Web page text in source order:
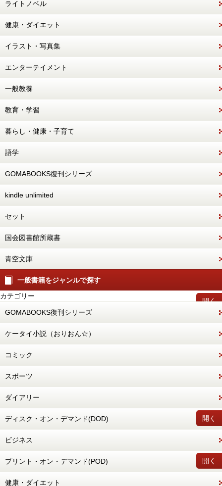
ライトノベル
健康・ダイエット
イラスト・写真集
エンターテイメント
一般教養
教育・学習
暮らし・健康・子育て
語学
GOMABOOKS復刊シリーズ
kindle unlimited
セット
国会図書館所蔵書
青空文庫
一般書籍をジャンルで探す
開く
カテゴリー
GOMABOOKS復刊シリーズ
ケータイ小説（おりおん☆）
コミック
スポーツ
ダイアリー
開く
ディスク・オン・デマンド(DOD)
ビジネス
開く
プリント・オン・デマンド(POD)
健康・ダイエット